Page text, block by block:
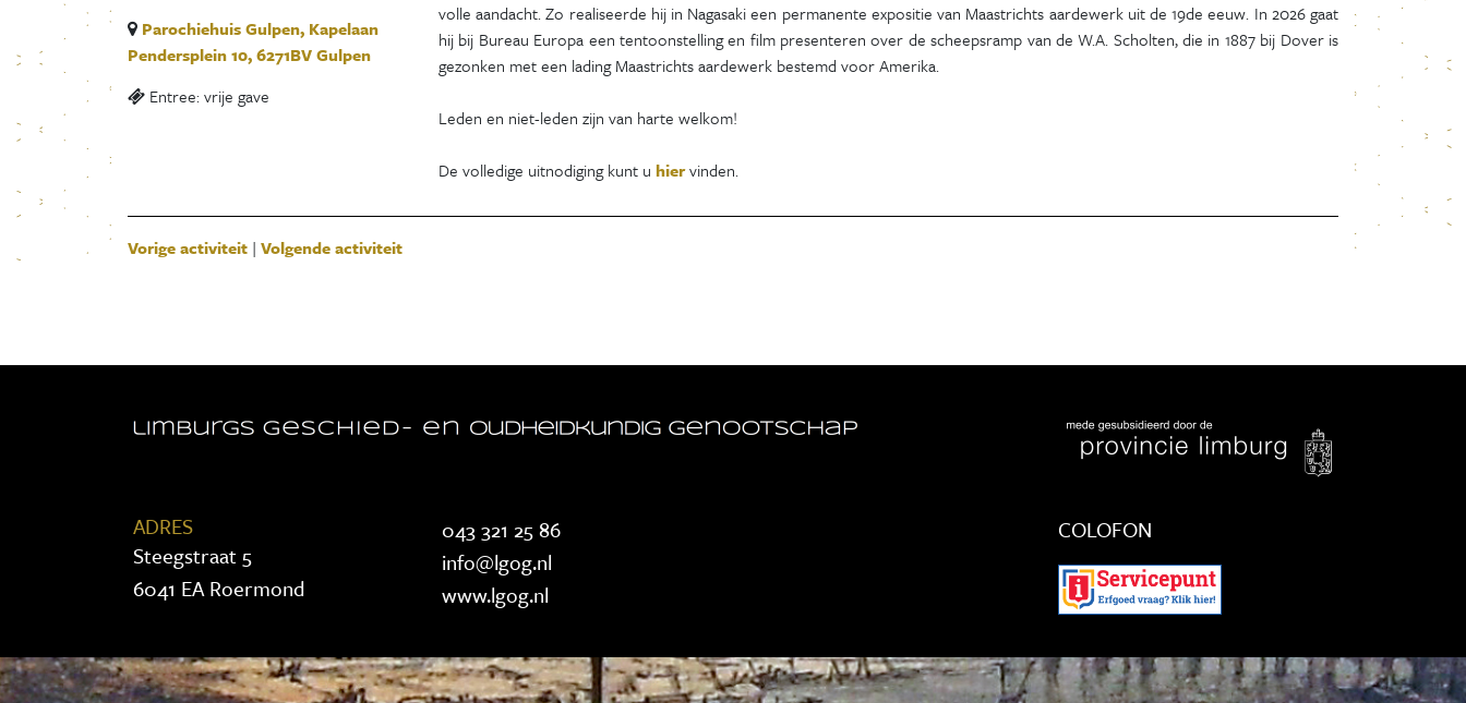
Parochiehuis Gulpen, Kapelaan
Pendersplein 10, 6271BV Gulpen
Entree: vrije gave
volle aandacht. Zo realiseerde hij in Nagasaki een permanente expositie van Maastrichts aardewerk uit de 19de eeuw. In 2026 gaat
hij bij Bureau Europa een tentoonstelling en film presenteren over de scheepsramp van de W.A. Scholten, die in 1887 bij Dover is
gezonken met een lading Maastrichts aardewerk bestemd voor Amerika.
Leden en niet-leden zijn van harte welkom!
De volledige uitnodiging kunt u hiervinden.
Vorige activiteit | Volgende activiteit
ADRES
Steegstraat 5
6041 EA Roermond
043 321 25 86
info@lgog.nl
www.lgog.nl
COLOFON